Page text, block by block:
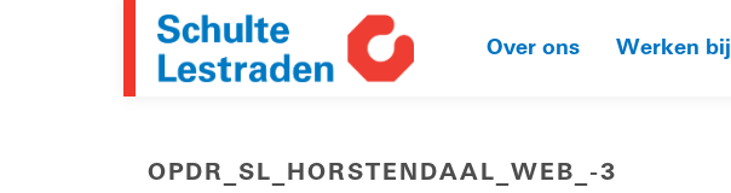
Over ons Werken bij
OPDR_SL_HORSTENDAAL_WEB_-3